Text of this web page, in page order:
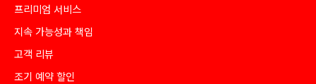
프리미엄 서비스
지속 가능성과 책임
고객 리뷰
조기 예약 할인